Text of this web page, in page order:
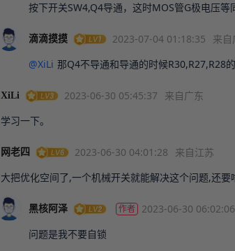
按下开关SW4,Q4导通，这时MOS管G极电压等
滴滴摸摸 2023-07-04 01:18:35 来自
@XiLi 那Q4不导通和导通的时候R30,R27,R28
XiLi 2023-06-30 05:45:37 来自广东
学习一下。
网老四 2023-06-30 04:01:28 来自江苏
大把优化空间了,一个机械开关就能解决这个问题,还要
黑核阿泽 作者 2023-06-30 06:02:06
问题是我不要自锁